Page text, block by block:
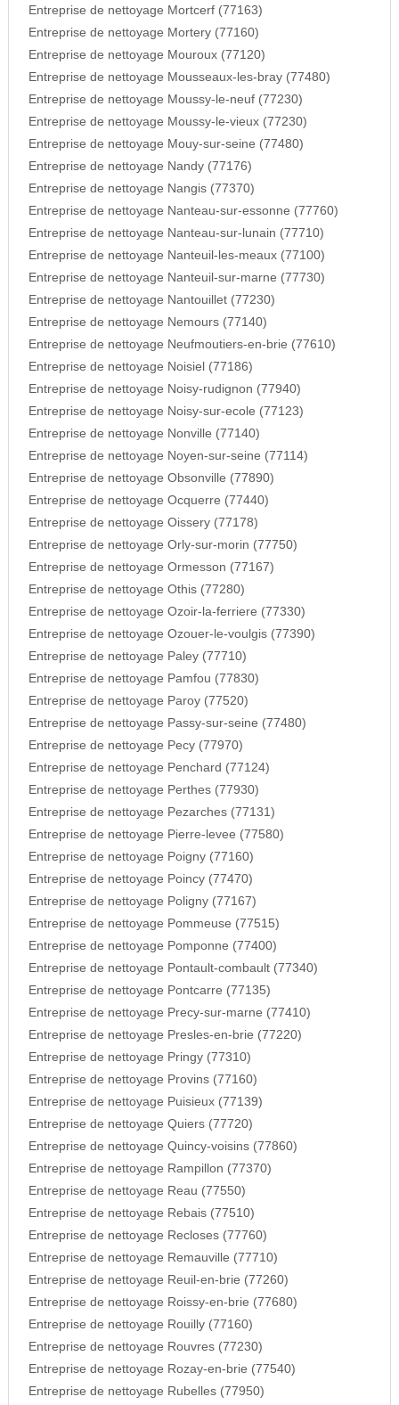
Entreprise de nettoyage Mortcerf (77163)
Entreprise de nettoyage Mortery (77160)
Entreprise de nettoyage Mouroux (77120)
Entreprise de nettoyage Mousseaux-les-bray (77480)
Entreprise de nettoyage Moussy-le-neuf (77230)
Entreprise de nettoyage Moussy-le-vieux (77230)
Entreprise de nettoyage Mouy-sur-seine (77480)
Entreprise de nettoyage Nandy (77176)
Entreprise de nettoyage Nangis (77370)
Entreprise de nettoyage Nanteau-sur-essonne (77760)
Entreprise de nettoyage Nanteau-sur-lunain (77710)
Entreprise de nettoyage Nanteuil-les-meaux (77100)
Entreprise de nettoyage Nanteuil-sur-marne (77730)
Entreprise de nettoyage Nantouillet (77230)
Entreprise de nettoyage Nemours (77140)
Entreprise de nettoyage Neufmoutiers-en-brie (77610)
Entreprise de nettoyage Noisiel (77186)
Entreprise de nettoyage Noisy-rudignon (77940)
Entreprise de nettoyage Noisy-sur-ecole (77123)
Entreprise de nettoyage Nonville (77140)
Entreprise de nettoyage Noyen-sur-seine (77114)
Entreprise de nettoyage Obsonville (77890)
Entreprise de nettoyage Ocquerre (77440)
Entreprise de nettoyage Oissery (77178)
Entreprise de nettoyage Orly-sur-morin (77750)
Entreprise de nettoyage Ormesson (77167)
Entreprise de nettoyage Othis (77280)
Entreprise de nettoyage Ozoir-la-ferriere (77330)
Entreprise de nettoyage Ozouer-le-voulgis (77390)
Entreprise de nettoyage Paley (77710)
Entreprise de nettoyage Pamfou (77830)
Entreprise de nettoyage Paroy (77520)
Entreprise de nettoyage Passy-sur-seine (77480)
Entreprise de nettoyage Pecy (77970)
Entreprise de nettoyage Penchard (77124)
Entreprise de nettoyage Perthes (77930)
Entreprise de nettoyage Pezarches (77131)
Entreprise de nettoyage Pierre-levee (77580)
Entreprise de nettoyage Poigny (77160)
Entreprise de nettoyage Poincy (77470)
Entreprise de nettoyage Poligny (77167)
Entreprise de nettoyage Pommeuse (77515)
Entreprise de nettoyage Pomponne (77400)
Entreprise de nettoyage Pontault-combault (77340)
Entreprise de nettoyage Pontcarre (77135)
Entreprise de nettoyage Precy-sur-marne (77410)
Entreprise de nettoyage Presles-en-brie (77220)
Entreprise de nettoyage Pringy (77310)
Entreprise de nettoyage Provins (77160)
Entreprise de nettoyage Puisieux (77139)
Entreprise de nettoyage Quiers (77720)
Entreprise de nettoyage Quincy-voisins (77860)
Entreprise de nettoyage Rampillon (77370)
Entreprise de nettoyage Reau (77550)
Entreprise de nettoyage Rebais (77510)
Entreprise de nettoyage Recloses (77760)
Entreprise de nettoyage Remauville (77710)
Entreprise de nettoyage Reuil-en-brie (77260)
Entreprise de nettoyage Roissy-en-brie (77680)
Entreprise de nettoyage Rouilly (77160)
Entreprise de nettoyage Rouvres (77230)
Entreprise de nettoyage Rozay-en-brie (77540)
Entreprise de nettoyage Rubelles (77950)